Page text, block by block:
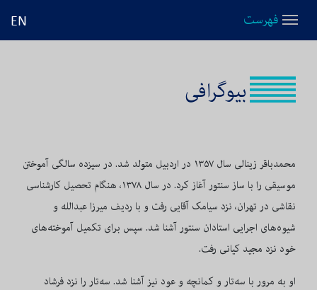
فهرست EN
بیوگرافی
محمدباقر زینالی سال ۱۳۵۷ در اردبیل متولد شد. در سیزده سالگی آموختن
موسیقی را با ساز سنتور آغاز کرد. در سال ۱۳۷۸، هنگام تحصیل کارشناسی
نقاشی در تهران، نزد سیامک آقایی رفت و با ردیف میرزا عبدالله و
شیوه‌های اجرایی استادان سنتور آشنا شد. سپس برای تکمیل آموخته‌های
خود نزد مجید کیانی رفت.
او به مرور با سه‌تار و کمانچه و عود نیز آشنا شد. سه‌تار را نزد فرشاد